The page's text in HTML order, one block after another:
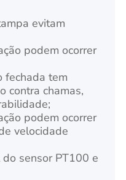
evitam
podem ocorrer
fechada tem
contra chamas,
podem ocorrer
velocidade
sensor PT100 e